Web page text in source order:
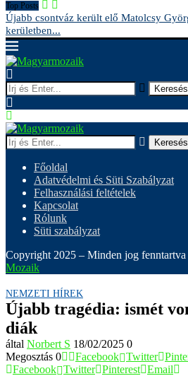
Top Posts
Újabb csontváz került elő Matolcsy
kerületben...
Keresés
Keresés
Főoldal
Adatvédelmi és Süti Szabályzat
Felhasználási feltételek
Kapcsolat
Rólunk
Süti szabályzat
Copyright 2025 – Minden jog fenntartva
Mozaik
NEMZETI HÍREK
Újabb tragédia: ismét
diák
által Norbert S 18/02/2025 0
Megosztás 0 Facebook Twitter
Facebook Twitter Pinterest Email